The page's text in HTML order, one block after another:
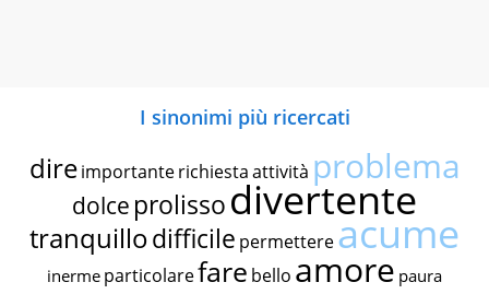
I sinonimi più ricercati
dire importante richiestaattività problema
dolce prolissodivertente
tranquillodifficile permettereacume
inerme particolarefare bello amore paura